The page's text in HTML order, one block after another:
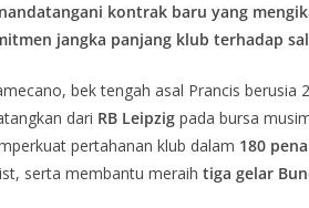
kontrak baru yang
jangka panjang klub terhadap
bek tengah asal Prancis berusia
dari RB Leipzig pada bursa
pertahanan klub dalam 180
serta membantu meraih tiga gelar